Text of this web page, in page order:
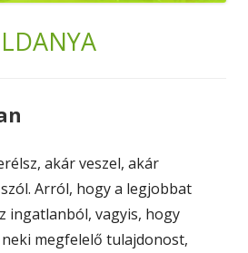
akár veszel, akár
Arról, hogy a legjobbat
ingatlanból, vagyis, hogy
megfelelő tulajdonost,